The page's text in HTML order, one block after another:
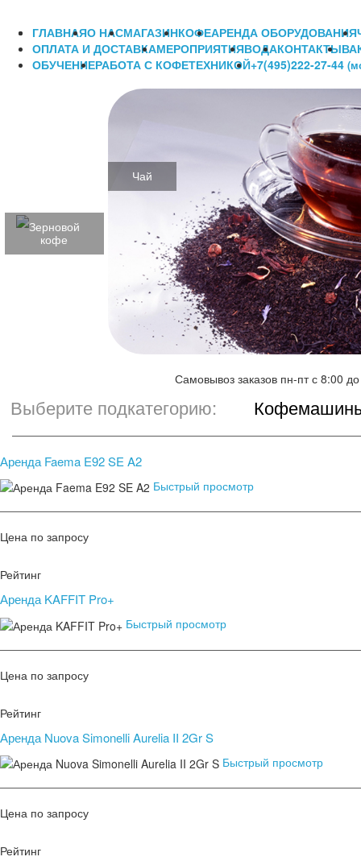
ГЛАВНАЯО НАСМАГАЗИНКОФЕАРЕНДА ОБОРУДОВАНИЯ
ОПЛАТА И ДОСТАВКАМЕРОПРИЯТИЯВОДАКОНТАКТЫ
ОБУЧЕНИЕРАБОТА С КОФЕТЕХНИКОЙ+7(495)222-27-44
Зерновой
кофе
Чай
Самовывоз заказов пн-пт с 8:00
Выберите подкатегорию:
Аренда Faema E92 SE A2
Быстрый просмотр
Цена по запросу
Рейтинг
Аренда KAFFIT Pro+
Быстрый просмотр
Цена по запросу
Рейтинг
Аренда Nuova Simonelli Aurelia II 2Gr S
Быстрый просмотр
Цена по запросу
Рейтинг